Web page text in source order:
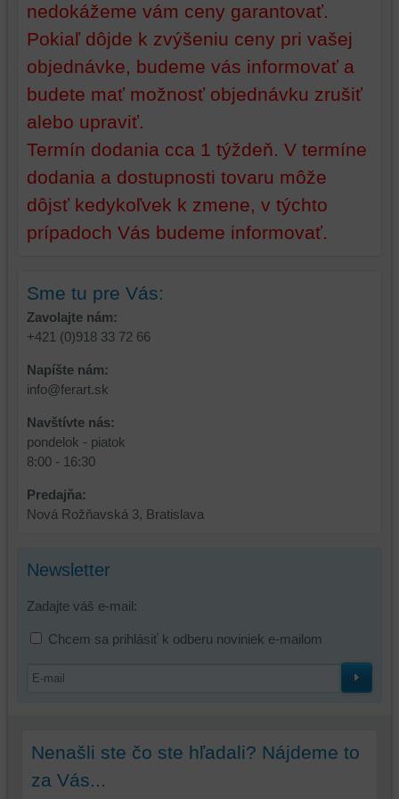
nedokážeme vám ceny garantovať.
Pokiaľ dôjde k zvýšeniu ceny pri vašej
objednávke, budeme vás informovať a
budete mať možnosť objednávku zrušiť
alebo upraviť.
Termín dodania cca 1 týždeň. V termíne
dodania a dostupnosti tovaru môže
dôjsť kedykoľvek k zmene, v týchto
prípadoch Vás budeme informovať.
Sme tu pre Vás:
Zavolajte nám:
+421 (0)918 33 72 66
Napíšte nám:
info@ferart.sk
Navštívte nás:
pondelok - piatok
8:00 - 16:30
Predajňa:
Nová Rožňavská 3, Bratislava
Newsletter
Zadajte váš e-mail:
Chcem sa prihlásiť k odberu noviniek e-mailom
Nenašli ste čo ste hľadali? Nájdeme to
za Vás...
základnej
funkčnosti
platformy,
zážitku
z
prehliadania
zabezpečenia.
zlepšujú
váš
zážitok
prehliadania,
ukladať
z
vašich
preferencií
bez
toho,
mali
používateľský
účet
bez
prihlásenia,
používať
tretích
strán,